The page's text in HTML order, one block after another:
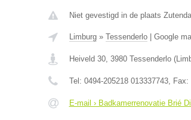
Niet gevestigd in de plaats
Limburg» Tessenderlo| Google
Heiveld 30, 3980 Tessenderlo(
Tel: 0494-205218 013337743, Fax:
E-mail › Badkamerrenovatie Brié